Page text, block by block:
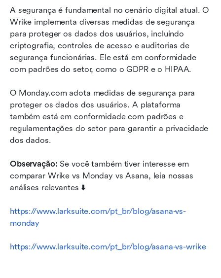
A segurança é fundamental no cenário digital atual. O
Wrike implementa diversas medidas de segurança
para proteger os dados dos usuários, incluindo
criptografia, controles de acesso e auditorias de
segurança funcionárias. Ele está em conformidade
com padrões do setor, como o GDPR e o HIPAA.
O Monday.com adota medidas de segurança para
proteger os dados dos usuários. A plataforma
também está em conformidade com padrões e
regulamentações do setor para garantir a privacidade
dos dados.
Observação: Se você também tiver interesse em
comparar Wrike vs Monday vs Asana, leia nossas
análises relevantes ⬇️
https://www.larksuite.com/pt_br/blog/asana-vs-
monday
https://www.larksuite.com/pt_br/blog/asana-vs-wrike